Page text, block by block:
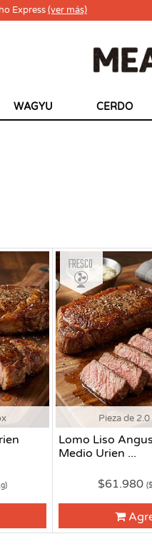
Express(ver más)
WAGYU CERDO
Pieza de
Lomo Liso
Medio Urien ...
Fresco
$61.980